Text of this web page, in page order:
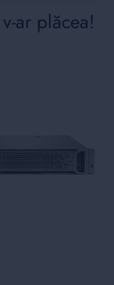
ar plăcea!